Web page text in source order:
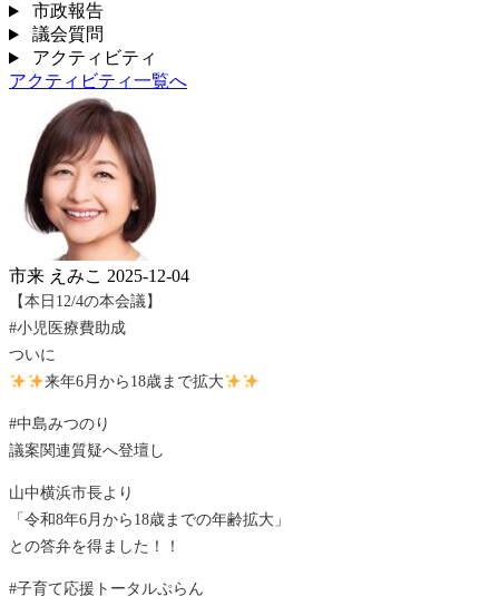
市政報告
議会質問
アクティビティ
アクティビティ一覧へ
市来 えみこ 2025-12-04
【本日12/4の本会議】
#小児医療費助成
ついに
来年6月から18歳まで拡大
#中島みつのり
議案関連質疑へ登壇し
山中横浜市長より
「令和8年6月から18歳までの年齢拡大」
との答弁を得ました！！
#子育て応援トータルぷらん